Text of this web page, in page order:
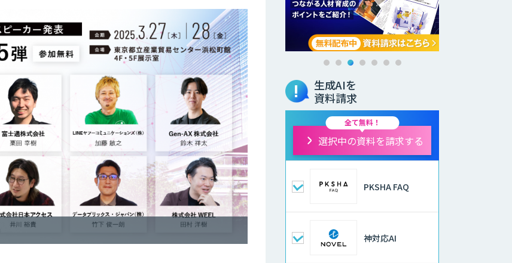
生成AIを
資料請求
全て無料！
選択中の資料を請求する
PKSHA FAQ
神対応AI